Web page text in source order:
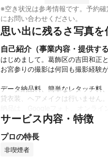
※空き状況は参考情報です。予約
にお問い合わせください。
思い出に残るさ写真を
自己紹介（事業内容・提供す
はじめまして。葛飾区の吉田和正
お宮参りの撮影は何回も撮影経験
データ納品料、簡単なレタッチ料
貸衣装、ヘアメイクは行いません。
撮影内容、撮影時間等、交渉次第
東京都内、近郊ならば、交通費は
サービス内容・特徴
プロの特長
非喫煙者